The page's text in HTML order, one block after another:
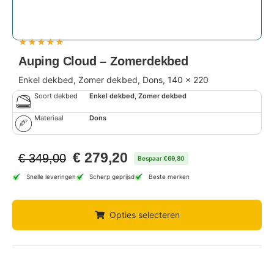
★★★★★
Auping Cloud – Zomerdekbed
Enkel dekbed, Zomer dekbed, Dons, 140 x 220
Soort dekbed Enkel dekbed, Zomer dekbed
Materiaal Dons
€349,00 € 279,20 Bespaar €69,80
Snelle leveringen Scherp geprijsd Beste merken
Opties selecteren